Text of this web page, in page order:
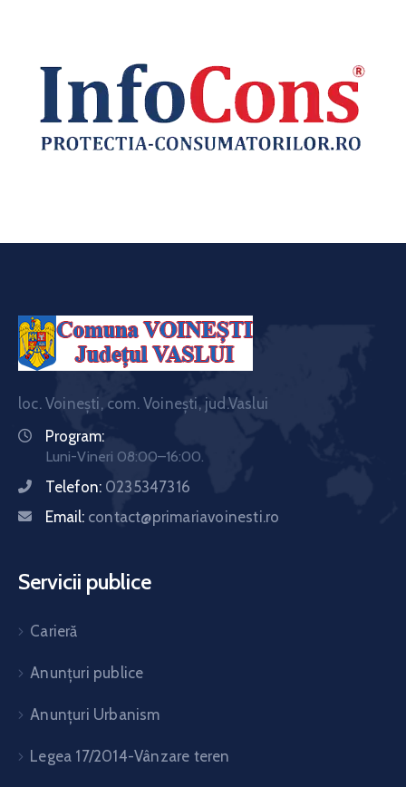
loc. Voinești, com. Voinești, jud.Vaslui
Program:
Luni-Vineri 08:00–16:00.
Telefon: 0235347316
Email: contact@primariavoinesti.ro
Servicii publice
Carieră
Anunțuri publice
Anunțuri Urbanism
Legea 17/2014-Vânzare teren